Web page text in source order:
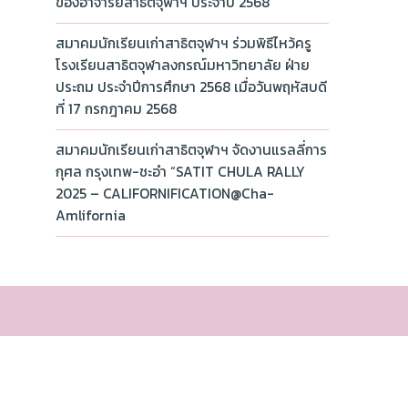
สมาคมนักเรียนเก่าสาธิตจุฬาฯ ร่วมพิธีไหว้ครู
โรงเรียนสาธิตจุฬาลงกรณ์มหาวิทยาลัย ฝ่าย
ประถม ประจำปีการศึกษา 2568 เมื่อวันพฤหัสบดี
ที่ 17 กรกฎาคม 2568
สมาคมนักเรียนเก่าสาธิตจุฬาฯ จัดงานแรลลี่การ
กุศล กรุงเทพ-ชะอำ “SATIT CHULA RALLY
2025 – CALIFORNIFICATION@Cha-
Amlifornia